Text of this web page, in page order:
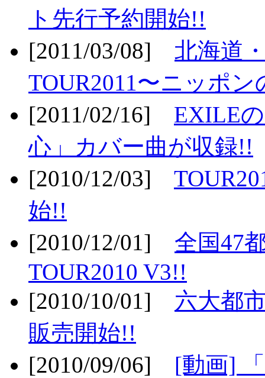
ト先行予約開始!!
[2011/03/08] 北海道
TOUR2011〜ニッポ
[2011/02/16] EXILE
心」カバー曲が収録!!
[2010/12/03]
始!!
[2010/12/01] 全国47
TOUR2010 V3!!
[2010/10/01] 六大都
販売開始!!
[2010/09/06] [動画]